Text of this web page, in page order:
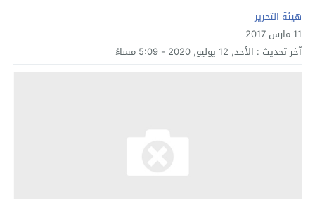
هيئة التحرير
11 مارس 2017
آخر تحديث : الأحد, 12 يوليو, 2020 - 5:09 مساءً